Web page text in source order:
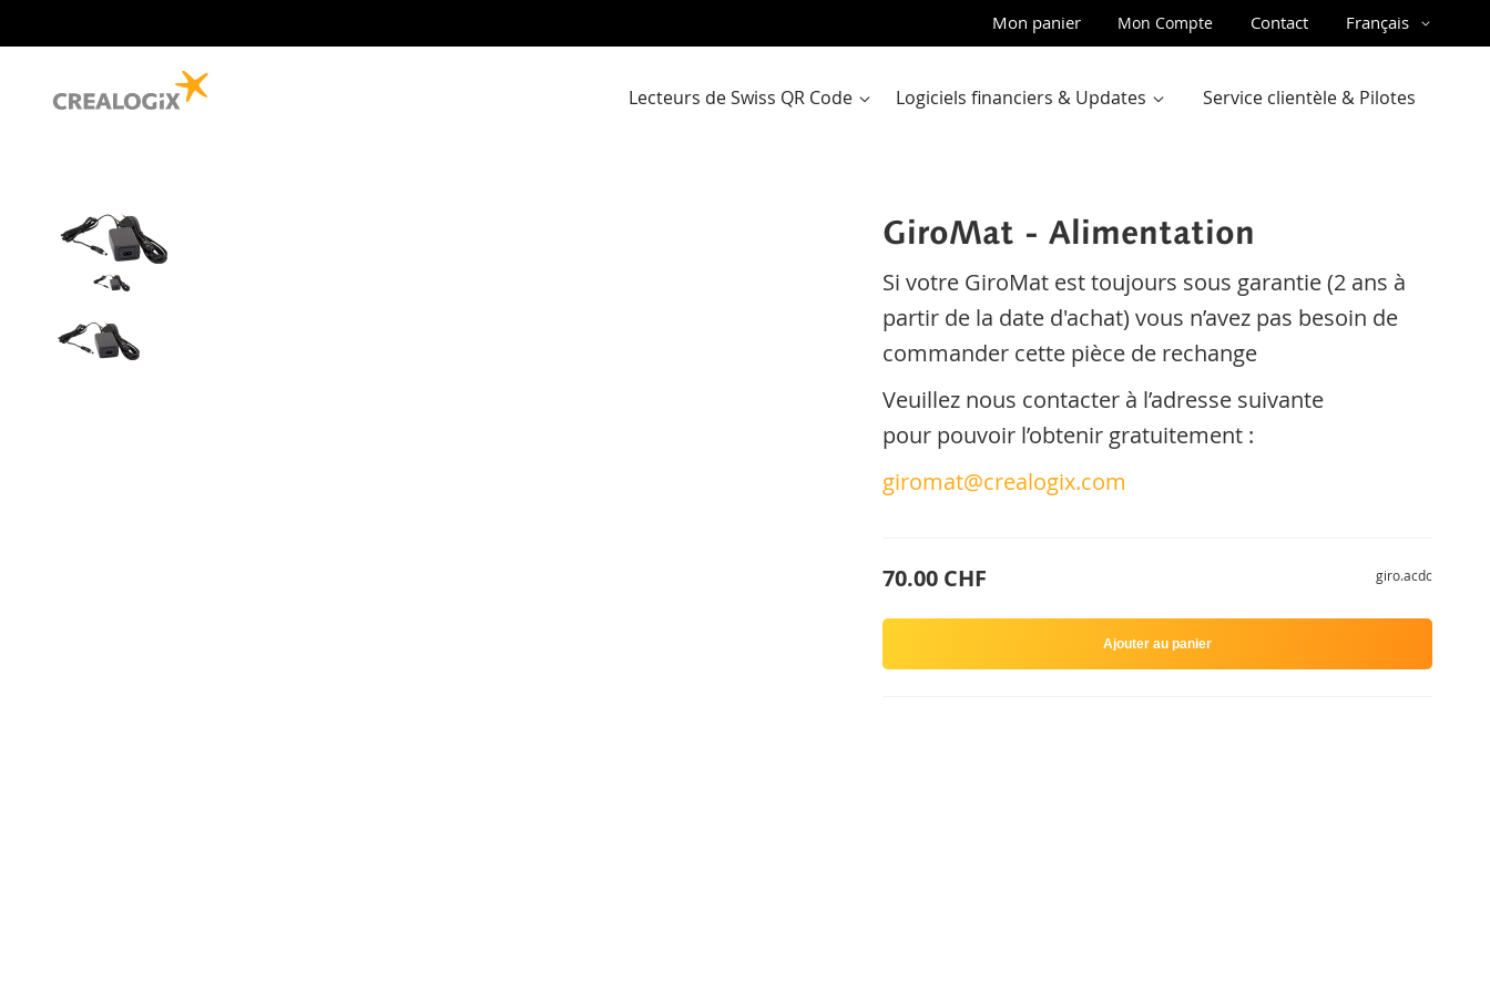
auMon panier Mon Compte Contact Langue
Français
Lecteurs de Swiss QR Code Logiciels financiers & Updates Service clientèle & Pilotes
GiroMat - Alimentation
Si votre GiroMat est toujours sous garantie (2 ans à
partir de la date d'achat) vous n’avez pas besoin de
commander cette pièce de rechange
Veuillez nous contacter à l’adresse suivante
pour pouvoir l’obtenir gratuitement :
giromat@crealogix.com
70.00 CHF giro.acdc
Ajouter au panier